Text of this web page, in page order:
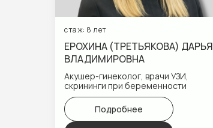
стаж: 8 лет
ЕРОХИНА (ТРЕТЬЯКОВА) ДАРЬЯ
ВЛАДИМИРОВНА
Акушер-гинеколог, врачи УЗИ,
скрининги при беременности
Подробнее